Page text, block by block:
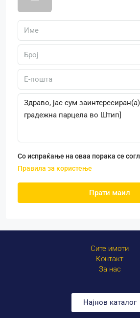
Со испраќање на оваа порака се
Правила за користење
Прати маил
Сите имоти
Контакт
За нас
Најнов каталог